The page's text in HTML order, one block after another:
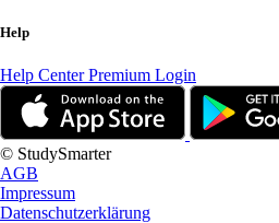
Help
Help CenterPremium Login
© StudySmarter
AGB
Impressum
Datenschutzerklärung